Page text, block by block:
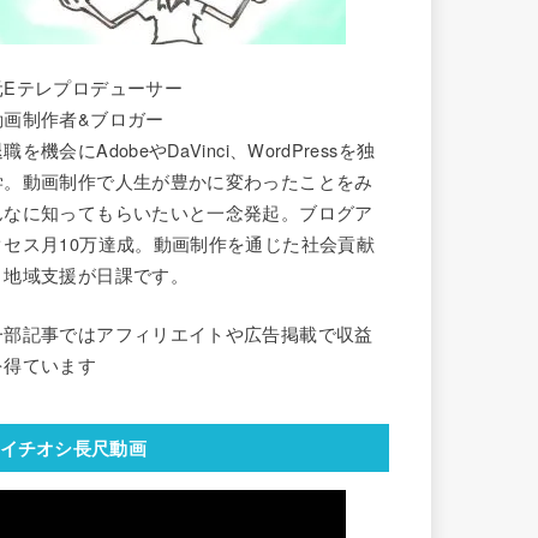
テレプロデューサー
制作者&ブロガー
を機会にAdobeやDaVinci、WordPressを独
動画制作で人生が豊かに変わったことをみ
に知ってもらいたいと一念発起。ブログア
ス月10万達成。動画制作を通じた社会貢献
域支援が日課です。
記事ではアフィリエイトや広告掲載で収益
ています
イチオシ長尺動画